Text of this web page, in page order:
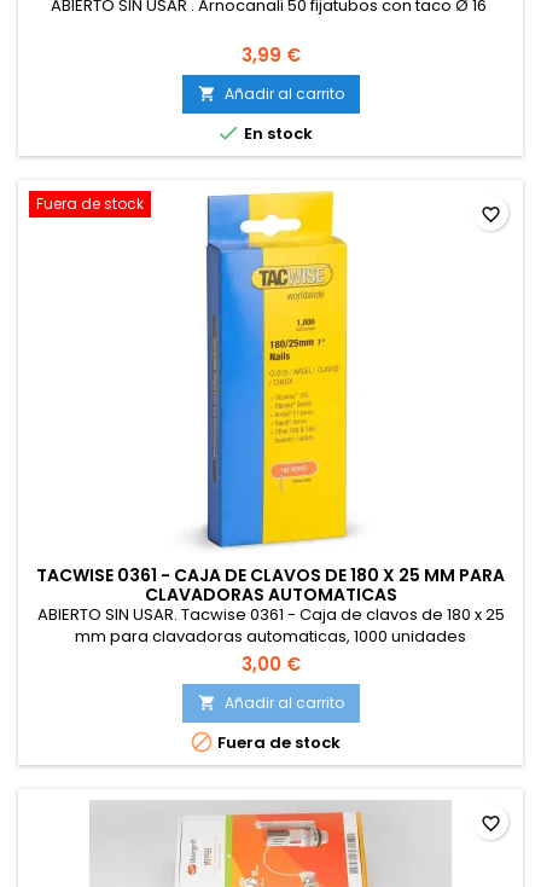
ABIERTO SIN USAR . Arnocanali 50 fijatubos con taco Ø 16
3,99 €
 Añadir al carrito
 En stock
Fuera de stock
TACWISE 0361 - CAJA DE CLAVOS DE 180 X 25 MM PARA
CLAVADORAS AUTOMATICAS
ABIERTO SIN USAR. Tacwise 0361 - Caja de clavos de 180 x 25
mm para clavadoras automaticas, 1000 unidades
3,00 €
 Añadir al carrito
 Fuera de stock
favorite_border
favorite_border